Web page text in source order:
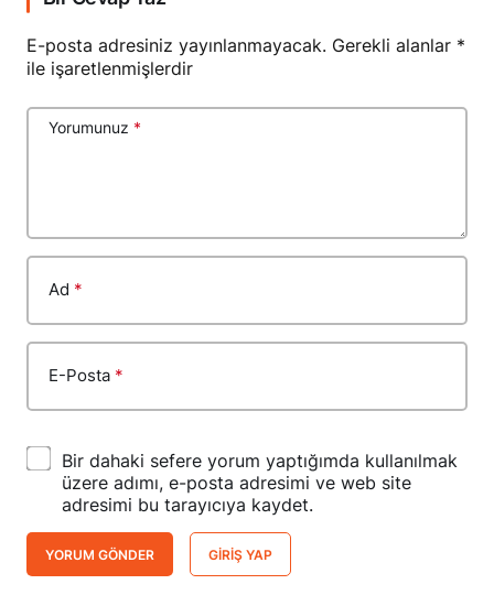
E-posta adresiniz yayınlanmayacak. Gerekli alanlar *
ile işaretlenmişlerdir
Yorumunuz *
Ad *
E-Posta *
Bir dahaki sefere yorum yaptığımda kullanılmak
üzere adımı, e-posta adresimi ve web site
adresimi bu tarayıcıya kaydet.
YORUM GÖNDER GIRIŞ YAP